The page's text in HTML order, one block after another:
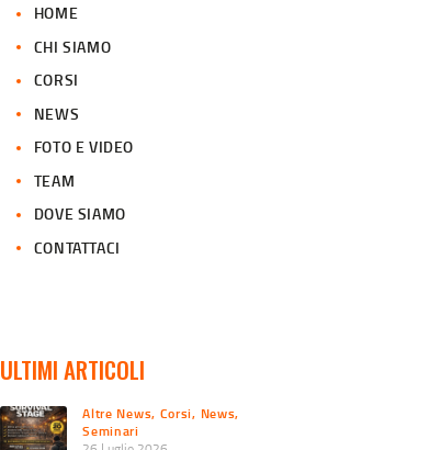
HOME
CHI SIAMO
CORSI
NEWS
FOTO E VIDEO
TEAM
DOVE SIAMO
CONTATTACI
ULTIMI ARTICOLI
Altre News, Corsi, News,
Seminari